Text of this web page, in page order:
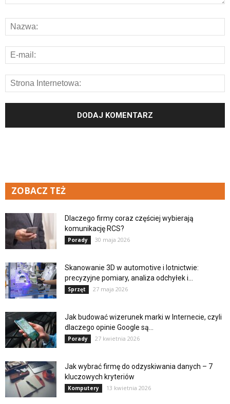
ZOBACZ TEŻ
Dlaczego firmy coraz częściej wybierają
komunikację RCS?
Porady 30 maja 2026
Skanowanie 3D w automotive i lotnictwie:
precyzyjne pomiary, analiza odchyłek i...
Sprzęt 27 maja 2026
Jak budować wizerunek marki w Internecie, czyli
dlaczego opinie Google są...
Porady 27 kwietnia 2026
Jak wybrać firmę do odzyskiwania danych – 7
kluczowych kryteriów
Komputery 13 kwietnia 2026